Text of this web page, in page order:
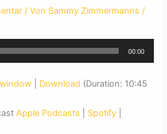
/ Von Sammy Zimmermanns/
00:00
Download (Duration: 10:45
Apple Podcasts Spotify